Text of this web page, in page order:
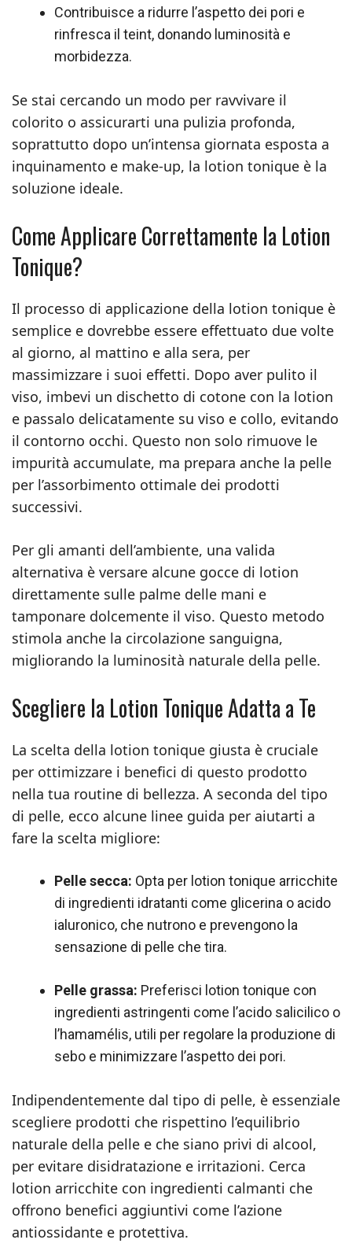
Contribuisce a ridurre l’aspetto dei pori e
rinfresca il teint, donando luminosità e
morbidezza.
Se stai cercando un modo per ravvivare il
colorito o assicurarti una pulizia profonda,
soprattutto dopo un’intensa giornata esposta a
inquinamento e make-up, la lotion tonique è la
soluzione ideale.
Come Applicare Correttamente la Lotion
Tonique?
Il processo di applicazione della lotion tonique è
semplice e dovrebbe essere effettuato due volte
al giorno, al mattino e alla sera, per
massimizzare i suoi effetti. Dopo aver pulito il
viso, imbevi un dischetto di cotone con la lotion
e passalo delicatamente su viso e collo, evitando
il contorno occhi. Questo non solo rimuove le
impurità accumulate, ma prepara anche la pelle
per l’assorbimento ottimale dei prodotti
successivi.
Per gli amanti dell’ambiente, una valida
alternativa è versare alcune gocce di lotion
direttamente sulle palme delle mani e
tamponare dolcemente il viso. Questo metodo
stimola anche la circolazione sanguigna,
migliorando la luminosità naturale della pelle.
Scegliere la Lotion Tonique Adatta a Te
La scelta della lotion tonique giusta è cruciale
per ottimizzare i benefici di questo prodotto
nella tua routine di bellezza. A seconda del tipo
di pelle, ecco alcune linee guida per aiutarti a
fare la scelta migliore:
Pelle secca: Opta per lotion tonique arricchite
di ingredienti idratanti come glicerina o acido
ialuronico, che nutrono e prevengono la
sensazione di pelle che tira.
Pelle grassa: Preferisci lotion tonique con
ingredienti astringenti come l’acido salicilico o
l’hamamélis, utili per regolare la produzione di
sebo e minimizzare l’aspetto dei pori.
Indipendentemente dal tipo di pelle, è essenziale
scegliere prodotti che rispettino l’equilibrio
naturale della pelle e che siano privi di alcool,
per evitare disidratazione e irritazioni. Cerca
lotion arricchite con ingredienti calmanti che
offrono benefici aggiuntivi come l’azione
antiossidante e protettiva.